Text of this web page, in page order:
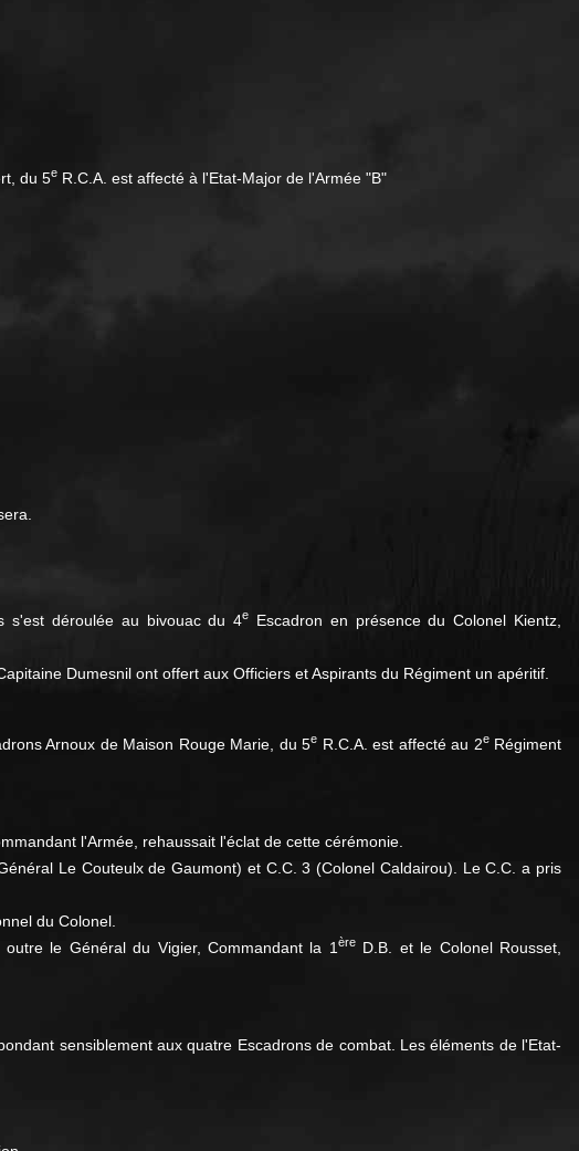
du 5e R.C.A. est affecté à l'Etat-Major de l'Armée "B"
s'est déroulée au bivouac du 4e
Escadron en présence du Colonel Kientz,
Dumesnil ont offert aux Officiers et Aspirants du Régiment un apéritif.
Arnoux de Maison Rouge Marie, du 5e R.C.A. est affecté au 2eRégiment
l'Armée, rehaussait l'éclat de cette cérémonie.
Le Couteulx de Gaumont) et C.C. 3 (Colonel Caldairou). Le C.C. a pris
du Colonel.
le Général du Vigier, Commandant la 1 èreD.B. et le Colonel Rousset,
sensiblement aux quatre Escadrons de combat. Les éléments de l'Etat-